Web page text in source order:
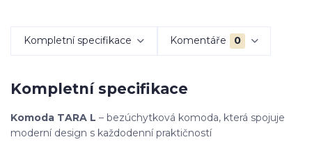
Kompletní specifikace Komentáře 0
Kompletní specifikace
Komoda TARA L – bezúchytková komoda, která spojuje
moderní design s každodenní praktičností